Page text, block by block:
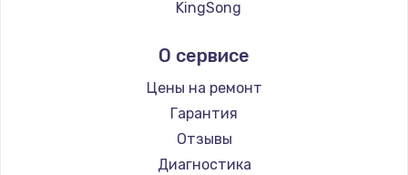
KingSong
Hunter
Shorner
Joyor
Minimotors
Bork
О сервисе
Цены на ремонт
Гарантия
Отзывы
Диагностика